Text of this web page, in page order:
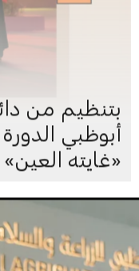
بتنظيم من
أبوظبي
«غايته